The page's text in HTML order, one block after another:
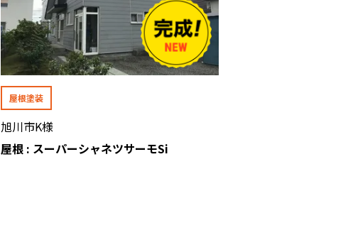
屋根塗装
旭川市K様
屋根 : スーパーシャネツサーモSi